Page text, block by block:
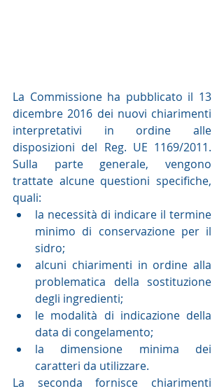
La Commissione ha pubblicato il 13
dicembre 2016 dei nuovi chiarimenti
interpretativi in ordine alle
disposizioni del Reg. UE 1169/2011.
Sulla parte generale, vengono
trattate alcune questioni specifiche,
quali:
la necessità di indicare il termine
minimo di conservazione per il
sidro;
alcuni chiarimenti in ordine alla
problematica della sostituzione
degli ingredienti;
le modalità di indicazione della
data di congelamento;
la dimensione minima dei
caratteri da utilizzare.
La seconda fornisce chiarimenti